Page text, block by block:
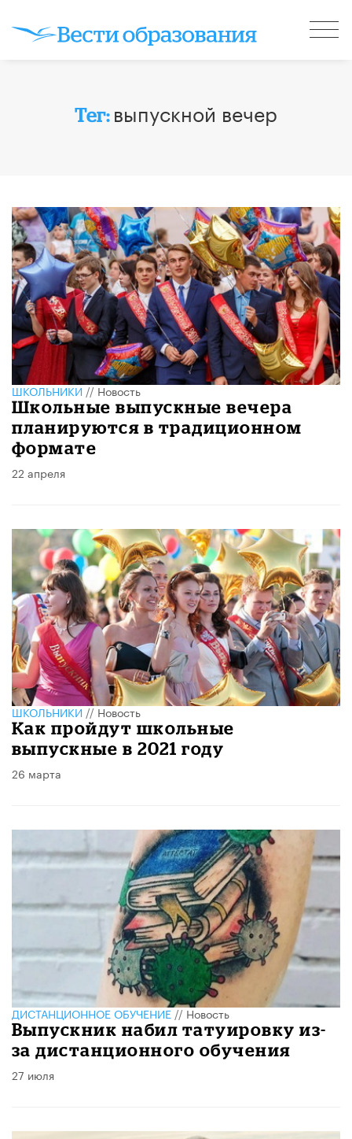
Тег: выпускной вечер
ШКОЛЬНИКИ//Новость
Школьные выпускные вечера
планируются в традиционном
формате
22 апреля
ШКОЛЬНИКИ//Новость
Как пройдут школьные
выпускные в 2021 году
26 марта
ДИСТАНЦИОННОЕ ОБУЧЕНИЕ//Новость
Выпускник набил татуировку из-
за дистанционного обучения
27 июля